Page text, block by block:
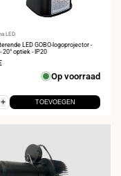
LED
LED GOBO-logoprojector -
20° optiek - IP20
Op voorraad
+ TOEVOEGEN